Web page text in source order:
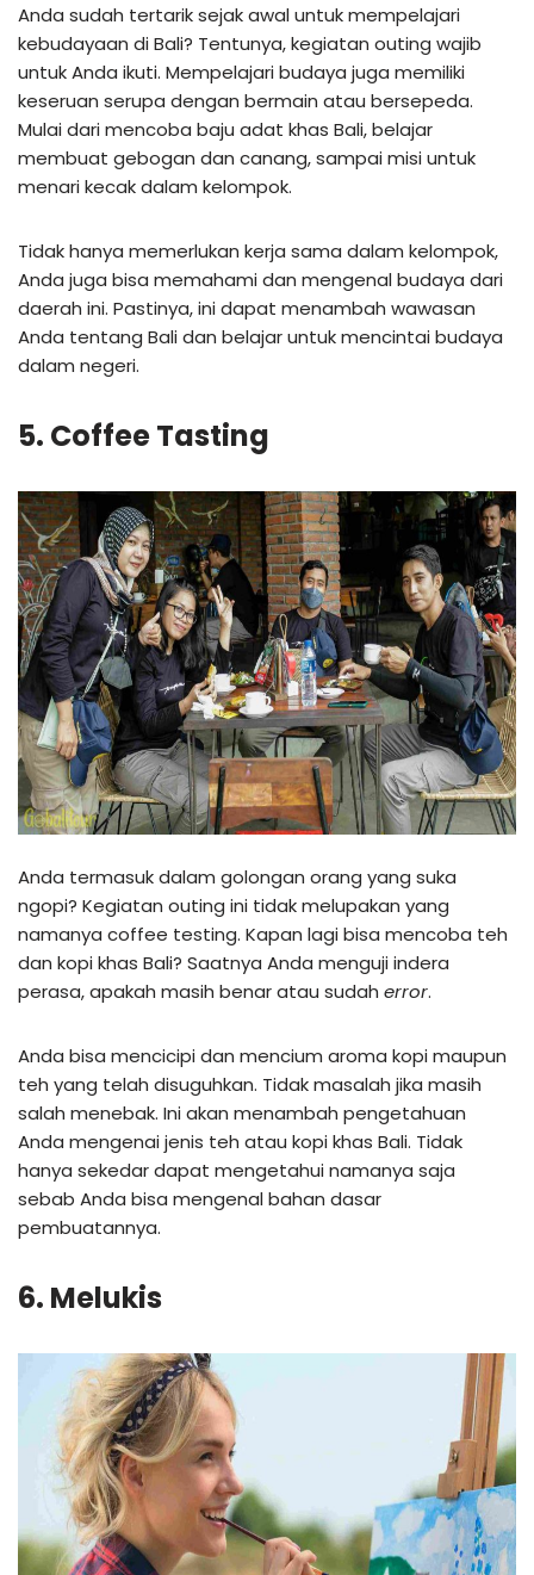
Anda sudah tertarik sejak awal untuk mempelajari
kebudayaan di Bali? Tentunya, kegiatan outing wajib
untuk Anda ikuti. Mempelajari budaya juga memiliki
keseruan serupa dengan bermain atau bersepeda.
Mulai dari mencoba baju adat khas Bali, belajar
membuat gebogan dan canang, sampai misi untuk
menari kecak dalam kelompok.
Tidak hanya memerlukan kerja sama dalam kelompok,
Anda juga bisa memahami dan mengenal budaya dari
daerah ini. Pastinya, ini dapat menambah wawasan
Anda tentang Bali dan belajar untuk mencintai budaya
dalam negeri.
5. Coffee Tasting
Anda termasuk dalam golongan orang yang suka
ngopi? Kegiatan outing ini tidak melupakan yang
namanya coffee testing. Kapan lagi bisa mencoba teh
dan kopi khas Bali? Saatnya Anda menguji indera
perasa, apakah masih benar atau sudah error.
Anda bisa mencicipi dan mencium aroma kopi maupun
teh yang telah disuguhkan. Tidak masalah jika masih
salah menebak. Ini akan menambah pengetahuan
Anda mengenai jenis teh atau kopi khas Bali. Tidak
hanya sekedar dapat mengetahui namanya saja
sebab Anda bisa mengenal bahan dasar
pembuatannya.
6. Melukis